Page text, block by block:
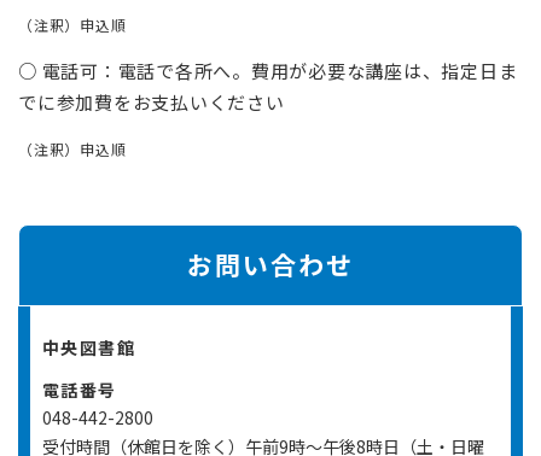
（注釈）申込順
○ 電話可：電話で各所へ。費用が必要な講座は、指定日ま
でに参加費をお支払いください
（注釈）申込順
お問い合わせ
中央図書館
電話番号
048-442-2800
受付時間（休館日を除く）午前9時～午後8時日（土・日曜